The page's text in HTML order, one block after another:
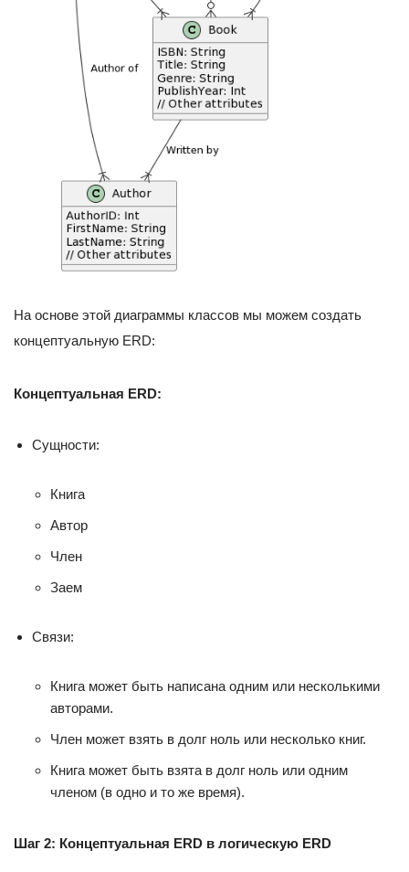
На основе этой диаграммы классов мы можем создать
концептуальную ERD:
Концептуальная ERD:
Сущности:
Книга
Автор
Член
Заем
Связи:
Книга может быть написана одним или несколькими
авторами.
Член может взять в долг ноль или несколько книг.
Книга может быть взята в долг ноль или одним
членом (в одно и то же время).
Шаг 2: Концептуальная ERD в логическую ERD